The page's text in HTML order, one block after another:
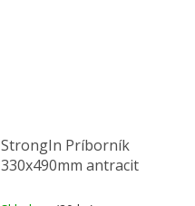
StrongIn Príborník
330x490mm antracit